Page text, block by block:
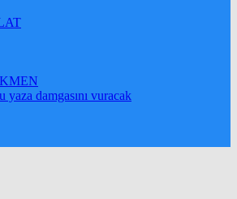
yaza damgasını vuracak